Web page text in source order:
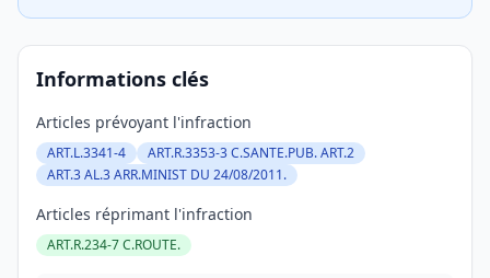
Informations clés
Articles prévoyant l'infraction
ART.L.3341-4
ART.R.3353-3 C.SANTE.PUB. ART.2
ART.3 AL.3 ARR.MINIST DU 24/08/2011.
Articles réprimant l'infraction
ART.R.234-7 C.ROUTE.